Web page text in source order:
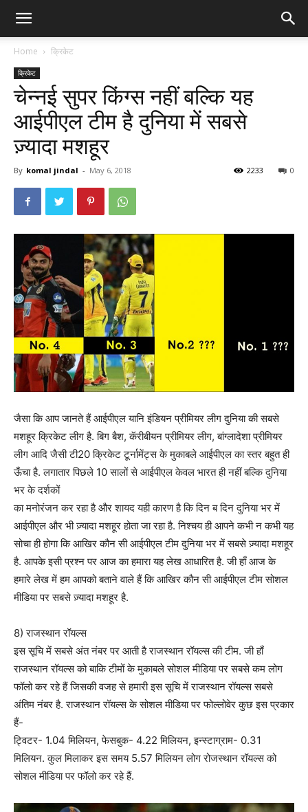
Home क्रिकेट
क्रिकेट
चेन्नई सुपर किंग्स नहीं बल्कि यह
आईपीएल टीम है दुनिया में सबसे
ज़्यादा मशहूर
By komal jindal - May 6, 2018 0
2233
जैसा कि आप जानते हैं आईपीएल यानि इंडियन प्रीमियर लीग दुनिया की सबसे
मशहूर क्रिकेट लीग है. बिग बैश, कॅरीबीयन प्रीमियर लीग, बांग्लादेशा प्रीमियर
लीग आदि जैसी टी20 क्रिकेट टूर्नामेंट्स के मुकाबले आईपीएल का स्तर बहुत ही
ऊँचा है. लगातार पिछले 10 सालों से आईपीएल केवल भारत ही नहीं बल्कि दुनिया
भर के दर्शकों
का मनोरंजन कर रहा है और शायद यही कारण है कि दिन ब दिन दुनिया भर में
आईपीएल और भी ज़्यादा मशहूर होता जा रहा है. निश्चय ही आपने कभी न कभी यह
सोचा ही होगा कि आखिर कौन सी आईपीएल टीम दुनिया भर में सबसे ज़्यादा मशहूर
है. आपके इसी प्रश्न पर आज का हमारा यह लेख आधारित है. जी हाँ आज के
हमारे लेख में हम आपको बताने वाले हैं कि आखिर कौन सी आईपीएल टीम सोशल
मीडिया पर सबसे ज़्यादा मशहूर है.
8) राजस्थान रॉयल्स
इस सूचि में सबसे अंत नंबर पर आती है राजस्थान रॉयल्स की टीम. जी हाँ
राजस्थान रॉयल्स को बाकि टीमों के मुकाबले सोशल मीडिया पर सबसे कम लोग
फॉलो कर रहे हैं जिसकी वजह से हमारी इस सूचि में राजस्थान रॉयल्स सबसे
अंतिम नंबर है. राजस्थान रॉयल्स के सोशल मीडिया पर फोल्लोवेर कुछ इस प्रकार
हैं-
ट्विटर- 1.04 मिलियन, फेसबुक- 4.22 मिलियन, इन्स्टाग्राम- 0.31
मिलियन. कुल मिलाकर इस समय 5.57 मिलियन लोग रोजस्थान रॉयल्स को
सोशल मीडिया पर फॉलो कर रहे हैं.